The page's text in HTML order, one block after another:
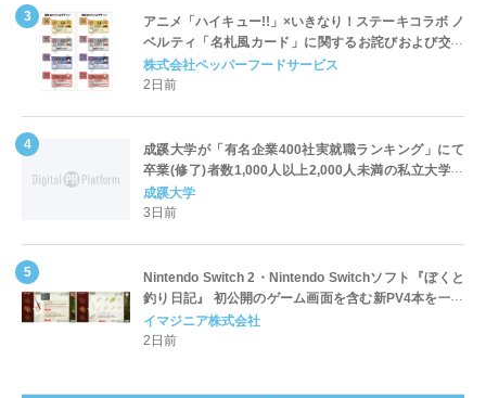
アニメ「ハイキュー!!」×いきなり！ステーキコラボ ノ
ベルティ「名札風カード」に関するお詫びおよび交換
対応についてのご案内
株式会社ペッパーフードサービス
2日前
成蹊大学が「有名企業400社実就職ランキング」にて
卒業(修了)者数1,000人以上2,000人未満の私立大学で
全国第1位を獲得！～実就職率は26.5%（前年比＋
4.3pt）に伸長、東京の私立大学でも10位にランクイン
成蹊大学
3日前
Nintendo Switch 2・Nintendo Switchソフト『ぼくと
釣り日記』 初公開のゲーム画面を含む新PV4本を一挙
公開！
イマジニア株式会社
2日前